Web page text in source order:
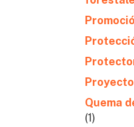
Quema
(1)